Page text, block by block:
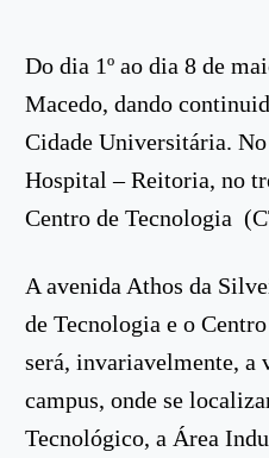
Do dia 1º ao dia 8 de
Macedo, dando
Cidade Universitária.
Hospital – Reitoria, no
Centro de Tecnologia
A avenida Athos da
de Tecnologia e o
será, invariavelmente, a
campus, onde se
Tecnológico, a Área